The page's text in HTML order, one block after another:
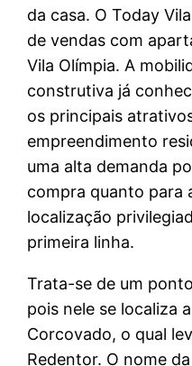
da casa. O Today
de vendas com
Vila Olímpia. A
construtiva já
os principais
empreendimento
uma alta demanda
compra quanto para
localização
primeira linha.
Trata-se de um
pois nele se localiza
Corcovado, o qual
Redentor. O nome